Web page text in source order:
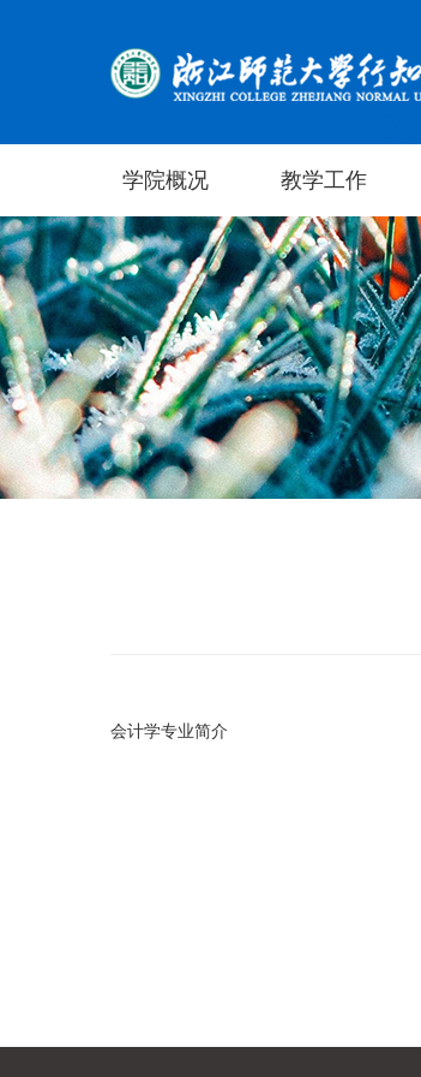
学院概况 教学工作
会计学专业简介